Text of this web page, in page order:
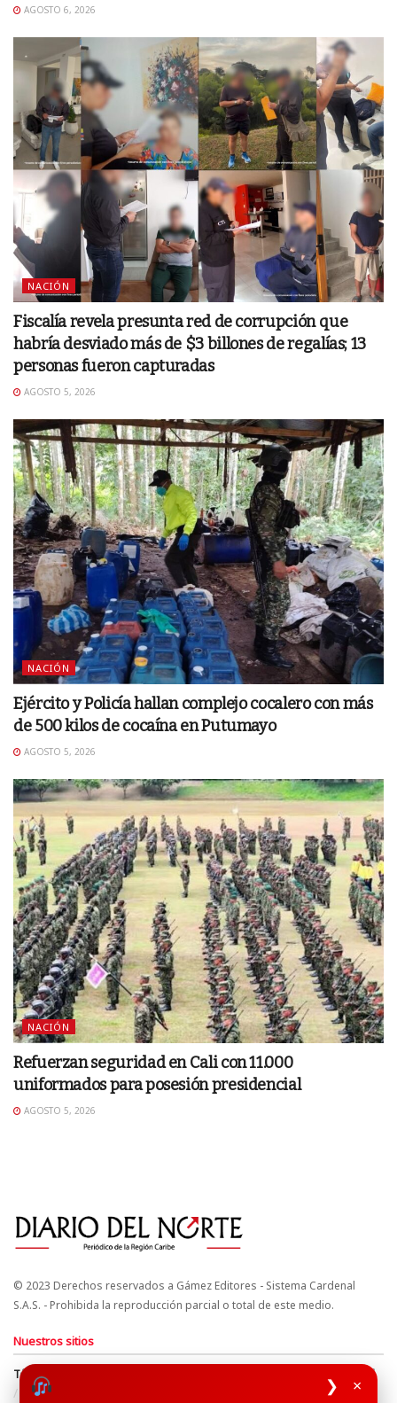
❯ ×
AGOSTO 6, 2026
NACIÓN
Fiscalía revela presunta red de corrupción que
habría desviado más de $3 billones de regalías; 13
personas fueron capturadas
AGOSTO 5, 2026
NACIÓN
Ejército y Policía hallan complejo cocalero con más
de 500 kilos de cocaína en Putumayo
AGOSTO 5, 2026
NACIÓN
Refuerzan seguridad en Cali con 11.000
uniformados para posesión presidencial
AGOSTO 5, 2026
© 2023 Derechos reservados a Gámez Editores - Sistema Cardenal
S.A.S. - Prohibida la reproducción parcial o total de este medio.
Nuestros sitios
Términos y Condiciones
Derechos de Autor y Propiedad Intelectual
Política de uso de cookies
Política de Tratamiento de Datos